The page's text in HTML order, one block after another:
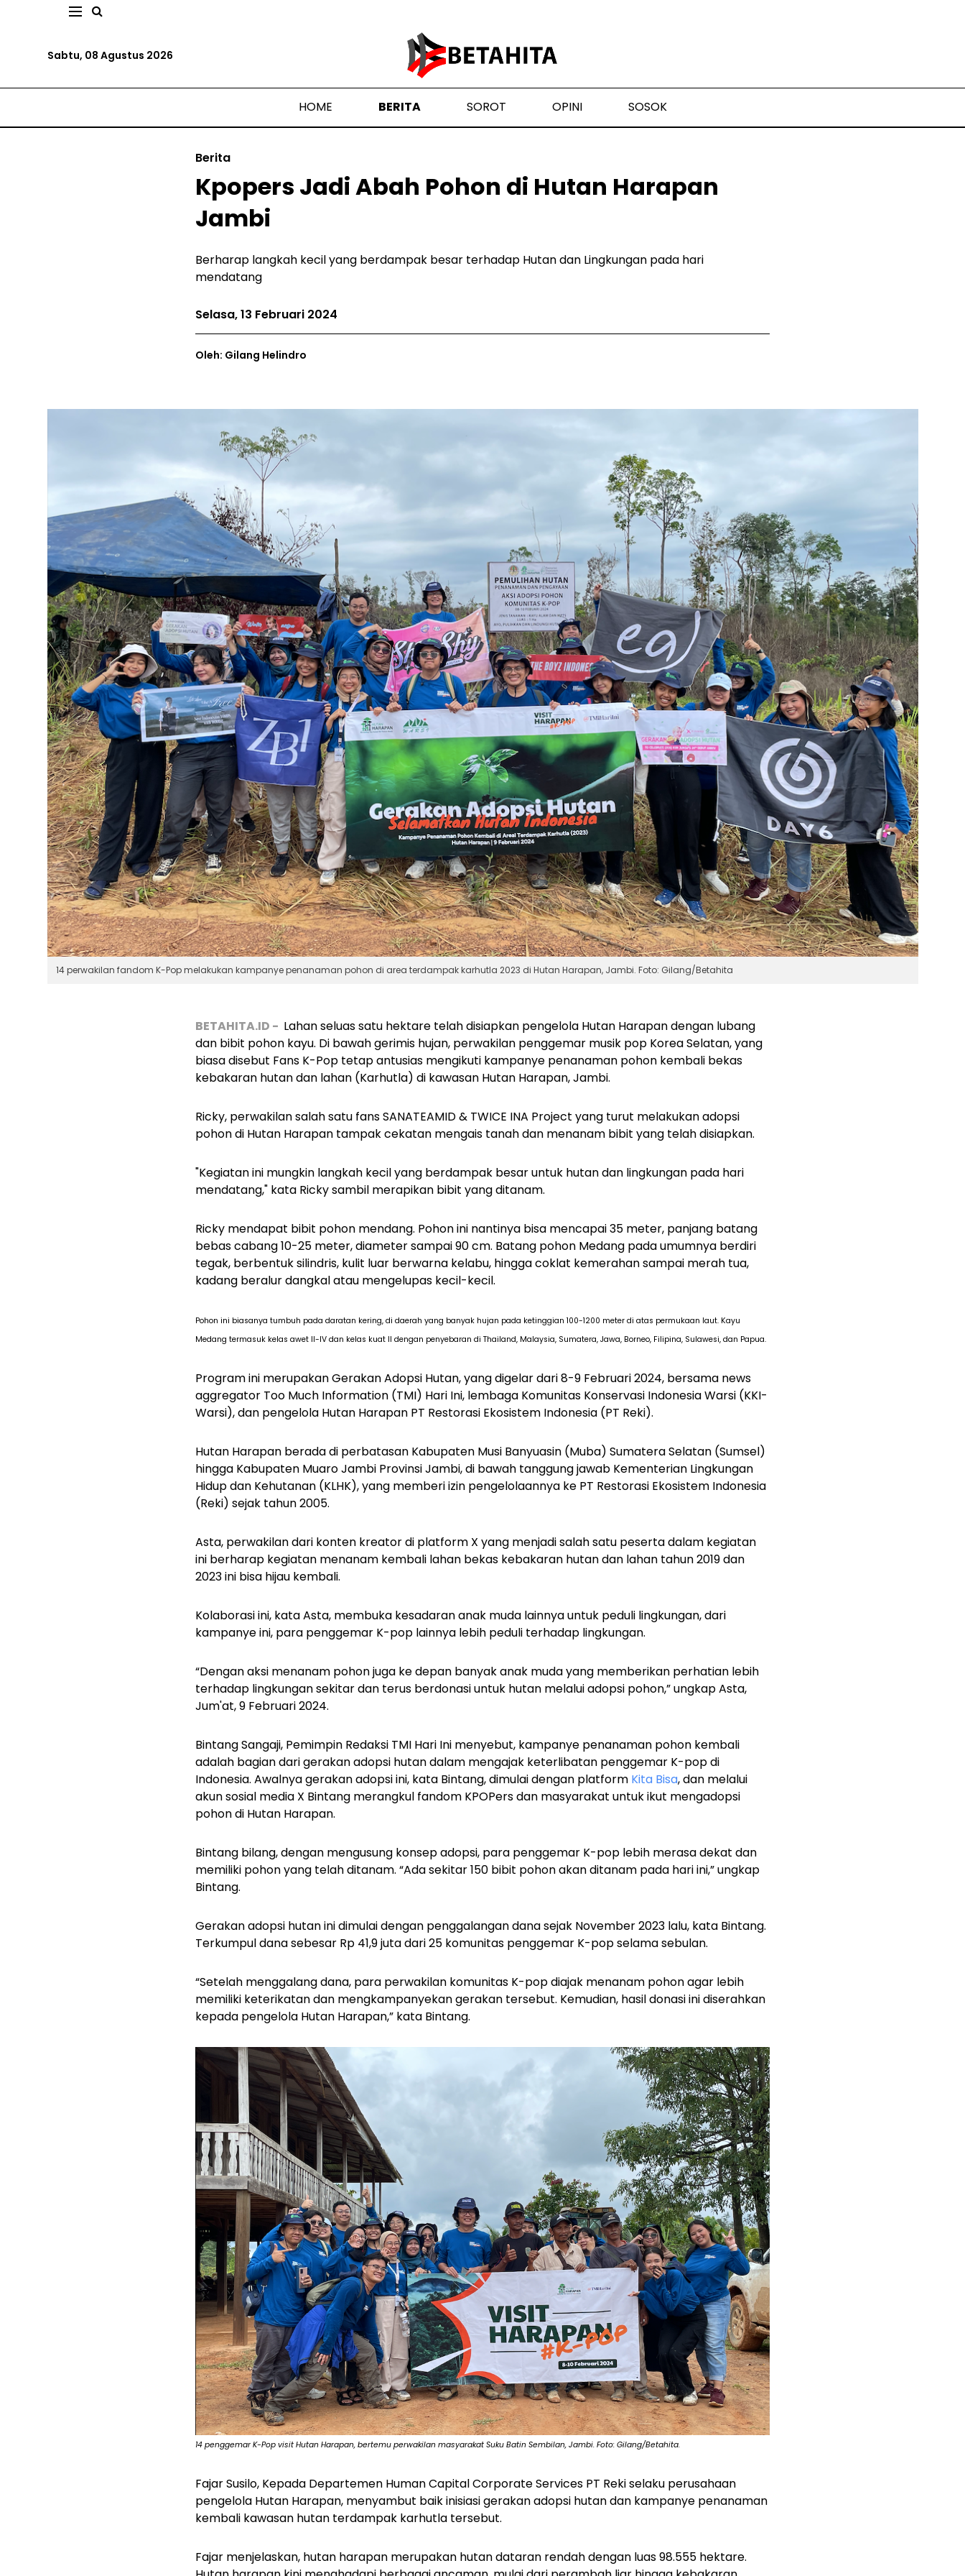
Sabtu, 08 Agustus 2026
HOME BERITA SOROT OPINI SOSOK
Berita
Kpopers Jadi Abah Pohon di Hutan Harapan
Jambi
Berharap langkah kecil yang berdampak besar terhadap Hutan dan Lingkungan pada hari
mendatang
Selasa, 13 Februari 2024
Oleh: Gilang Helindro
14 perwakilan fandom K-Pop melakukan kampanye penanaman pohon di area terdampak karhutla 2023 di Hutan Harapan, Jambi. Foto: Gilang/Betahita
BETAHITA.ID - Lahan seluas satu hektare telah disiapkan pengelola Hutan Harapan dengan lubang
dan bibit pohon kayu. Di bawah gerimis hujan, perwakilan penggemar musik pop Korea Selatan, yang
biasa disebut Fans K-Pop tetap antusias mengikuti kampanye penanaman pohon kembali bekas
kebakaran hutan dan lahan (Karhutla) di kawasan Hutan Harapan, Jambi.
Ricky, perwakilan salah satu fans SANATEAMID & TWICE INA Project yang turut melakukan adopsi
pohon di Hutan Harapan tampak cekatan mengais tanah dan menanam bibit yang telah disiapkan.
"Kegiatan ini mungkin langkah kecil yang berdampak besar untuk hutan dan lingkungan pada hari
mendatang," kata Ricky sambil merapikan bibit yang ditanam.
Ricky mendapat bibit pohon mendang. Pohon ini nantinya bisa mencapai 35 meter, panjang batang
bebas cabang 10-25 meter, diameter sampai 90 cm. Batang pohon Medang pada umumnya berdiri
tegak, berbentuk silindris, kulit luar berwarna kelabu, hingga coklat kemerahan sampai merah tua,
kadang beralur dangkal atau mengelupas kecil-kecil.
Pohon ini biasanya tumbuh pada daratan kering, di daerah yang banyak hujan pada ketinggian 100-1200 meter di atas permukaan laut. Kayu
Medang termasuk kelas awet II-IV dan kelas kuat II dengan penyebaran di Thailand, Malaysia, Sumatera, Jawa, Borneo, Filipina, Sulawesi, dan Papua.
Program ini merupakanGerakan Adopsi Hutan,yang digelar dari 8-9 Februari 2024, bersama news
aggregator Too Much Information (TMI) Hari Ini, lembaga Komunitas Konservasi Indonesia Warsi (KKI-
Warsi), dan pengelola Hutan Harapan PT Restorasi Ekosistem Indonesia (PT Reki).
Hutan Harapan berada di perbatasan Kabupaten Musi Banyuasin (Muba) Sumatera Selatan (Sumsel)
hingga Kabupaten Muaro Jambi Provinsi Jambi, di bawah tanggung jawab Kementerian Lingkungan
Hidup dan Kehutanan (KLHK), yang memberi izin pengelolaannya ke PT Restorasi Ekosistem Indonesia
(Reki) sejak tahun 2005.
Asta, perwakilan dari konten kreator di platform X yang menjadi salah satu peserta dalam kegiatan
ini berharap kegiatan menanam kembali lahan bekas kebakaran hutan dan lahan tahun 2019 dan
2023 ini bisa hijau kembali.
Kolaborasi ini, kata Asta, membuka kesadaran anak muda lainnya untuk peduli lingkungan, dari
kampanye ini, para penggemar K-pop lainnya lebih peduli terhadap lingkungan.
“Dengan aksi menanam pohon juga ke depan banyak anak muda yang memberikan perhatian lebih
terhadap lingkungan sekitar dan terus berdonasi untuk hutan melalui adopsi pohon,” ungkap Asta,
Jum'at, 9 Februari 2024.
Bintang Sangaji, Pemimpin Redaksi TMI Hari Ini menyebut, kampanye penanaman pohon kembali
adalah bagian dari gerakan adopsi hutan dalam mengajak keterlibatan penggemar K-pop di
Indonesia. Awalnya gerakan adopsi ini, kata Bintang, dimulai dengan platform Kita Bisa, dan melalui
akun sosial media X Bintang merangkul fandom KPOPers dan masyarakat untuk ikut mengadopsi
pohon di Hutan Harapan.
Bintang bilang, dengan mengusung konsep adopsi, para penggemar K-pop lebih merasa dekat dan
memiliki pohon yang telah ditanam. “Ada sekitar 150 bibit pohon akan ditanam pada hari ini,” ungkap
Bintang.
Gerakan adopsi hutan ini dimulai dengan penggalangan dana sejak November 2023 lalu, kata Bintang.
Terkumpul dana sebesar Rp 41,9 juta dari 25 komunitas penggemar K-pop selama sebulan.
“Setelah menggalang dana, para perwakilan komunitas K-pop diajak menanam pohon agar lebih
memiliki keterikatan dan mengkampanyekan gerakan tersebut. Kemudian, hasil donasi ini diserahkan
kepada pengelola Hutan Harapan,” kata Bintang.
14 penggemar K-Pop visit Hutan Harapan, bertemu perwakilan masyarakat Suku Batin Sembilan, Jambi. Foto: Gilang/Betahita.
Fajar Susilo, Kepada Departemen Human Capital Corporate Services PT Reki selaku perusahaan
pengelola Hutan Harapan, menyambut baik inisiasi gerakan adopsi hutan dan kampanye penanaman
kembali kawasan hutan terdampak karhutla tersebut.
Fajar menjelaskan, hutan harapan merupakan hutan dataran rendah dengan luas 98.555 hektare.